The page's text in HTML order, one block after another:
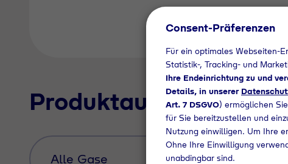
Produktauswahl
Consent-Präferenzen
Für ein optimales Webseiten-
Statistik-, Tracking- und
Ihre Endeinrichtung zu und
Details, in unserer
Art. 7 DSGVO) ermöglichen
für Sie bereitzustellen und
Nutzung einwilligen. Um Ihre
Ohne Ihre Einwilligung
unabdingbar sind.